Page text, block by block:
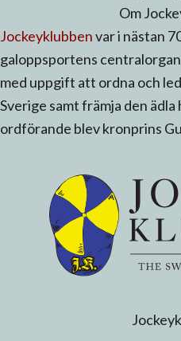
Om
Jockeyklubbenvar i nästan
galoppsportens
med uppgift att ordna och
Sverige samt främja den
ordförande blev kronprins